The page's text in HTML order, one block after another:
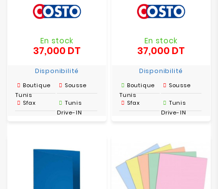
En stock
37,000 DT
Disponibilité
Boutique
Tunis
Sousse
Sfax
Tunis
Drive-IN
En stock
37,000 DT
Disponibilité
Boutique
Tunis
Sousse
Sfax
Tunis
Drive-IN